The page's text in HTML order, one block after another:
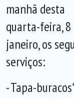
manhã desta
quarta-feira, 8
janeiro, os
serviços:
- Tapa-